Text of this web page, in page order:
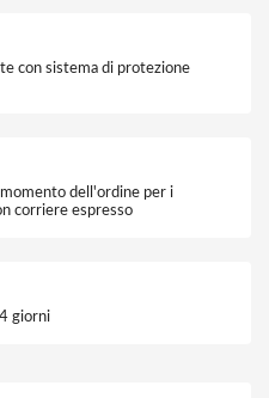
con sistema di protezione
dell'ordine per i
corriere espresso
giorni